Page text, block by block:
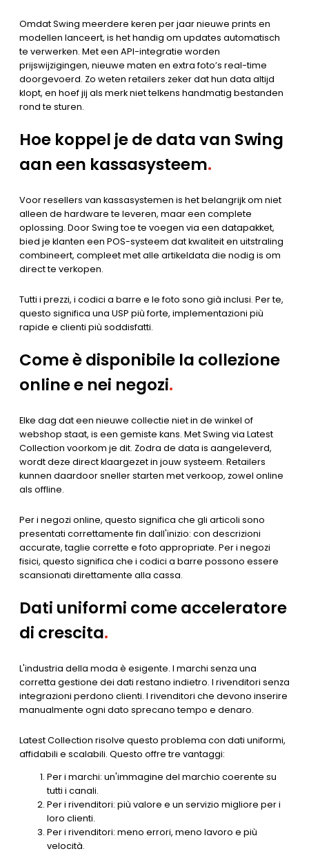
Omdat Swing meerdere keren per jaar nieuwe prints en
modellen lanceert, is het handig om updates automatisch
te verwerken. Met een API-integratie worden
prijswijzigingen, nieuwe maten en extra foto’s real-time
doorgevoerd. Zo weten retailers zeker dat hun data altijd
klopt, en hoef jij als merk niet telkens handmatig bestanden
rond te sturen.
Hoe koppel je de data van Swing
aan een kassasysteem.
Voor resellers van kassasystemen is het belangrijk om niet
alleen de hardware te leveren, maar een complete
oplossing. Door Swing toe te voegen via een datapakket,
bied je klanten een POS-systeem dat kwaliteit en uitstraling
combineert, compleet met alle artikeldata die nodig is om
direct te verkopen.
Tutti i prezzi, i codici a barre e le foto sono già inclusi. Per te,
questo significa una USP più forte, implementazioni più
rapide e clienti più soddisfatti.
Come è disponibile la collezione
online e nei negozi.
Elke dag dat een nieuwe collectie niet in de winkel of
webshop staat, is een gemiste kans. Met Swing via Latest
Collection voorkom je dit. Zodra de data is aangeleverd,
wordt deze direct klaargezet in jouw systeem. Retailers
kunnen daardoor sneller starten met verkoop, zowel online
als offline.
Per i negozi online, questo significa che gli articoli sono
presentati correttamente fin dall'inizio: con descrizioni
accurate, taglie corrette e foto appropriate. Per i negozi
fisici, questo significa che i codici a barre possono essere
scansionati direttamente alla cassa.
Dati uniformi come acceleratore
di crescita.
L'industria della moda è esigente. I marchi senza una
corretta gestione dei dati restano indietro. I rivenditori senza
integrazioni perdono clienti. I rivenditori che devono inserire
manualmente ogni dato sprecano tempo e denaro.
Latest Collection risolve questo problema con dati uniformi,
affidabili e scalabili. Questo offre tre vantaggi:
Per i marchi: un'immagine del marchio coerente su
tutti i canali.
Per i rivenditori: più valore e un servizio migliore per i
loro clienti.
Per i rivenditori: meno errori, meno lavoro e più
velocità.